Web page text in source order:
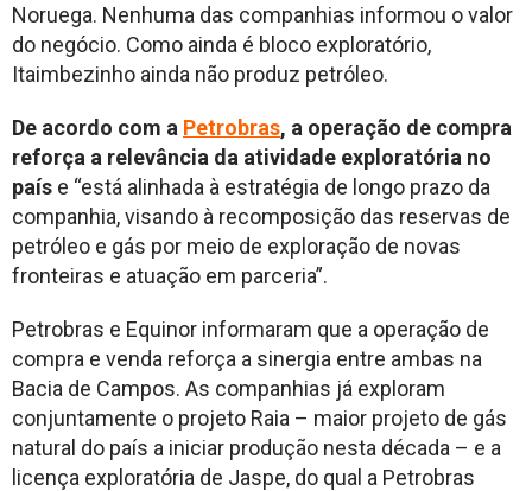
Noruega. Nenhuma das companhias informou o valor
do negócio. Como ainda é bloco exploratório,
Itaimbezinho ainda não produz petróleo.
De acordo com a Petrobras, a operação de compra
reforça a relevância da atividade exploratória no
país e “está alinhada à estratégia de longo prazo da
companhia, visando à recomposição das reservas de
petróleo e gás por meio de exploração de novas
fronteiras e atuação em parceria”.
Petrobras e Equinor informaram que a operação de
compra e venda reforça a sinergia entre ambas na
Bacia de Campos. As companhias já exploram
conjuntamente o projeto Raia – maior projeto de gás
natural do país a iniciar produção nesta década – e a
licença exploratória de Jaspe, do qual a Petrobras